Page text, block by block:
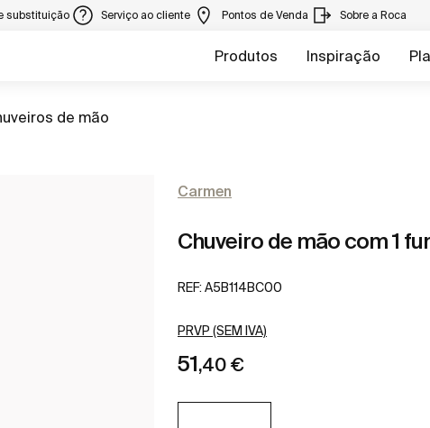
substituição Serviço ao cliente Pontos de Venda Sobre a Roca
Produtos Inspiração
de mão
Carmen
Chuveiro de mão com 1
REF: A5B114BC00
PRVP (SEM IVA)
51,40 €